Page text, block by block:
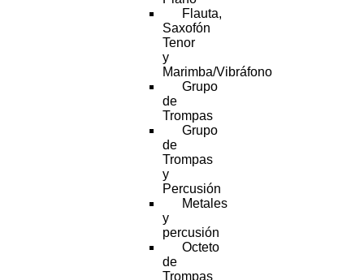
Flauta,
Saxofón
Tenor
y
Marimba/Vibráfono
Grupo
de
Trompas
Grupo
de
Trompas
y
Percusión
Metales
y
percusión
Octeto
de
Trompas